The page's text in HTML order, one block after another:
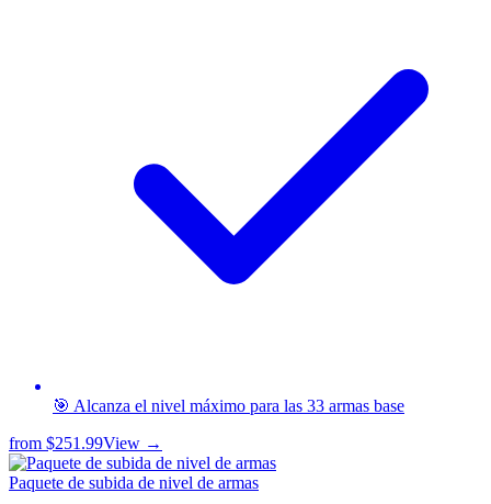
🎯 Alcanza el nivel máximo para las 33 armas base
from $251.99View →
Paquete de subida de nivel de armas